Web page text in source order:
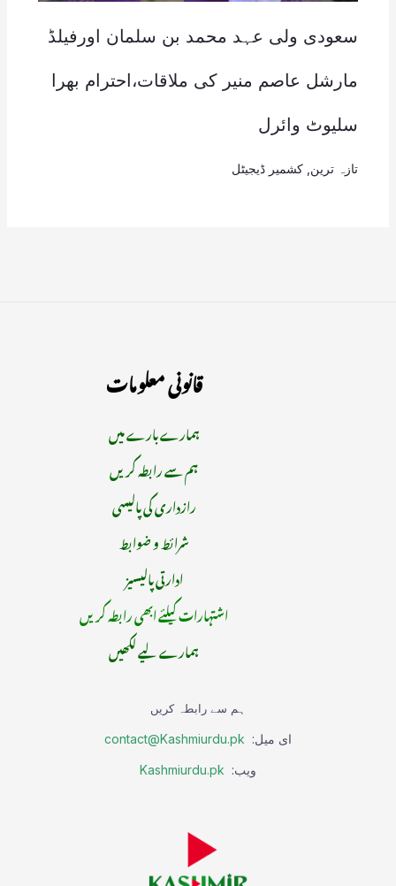
سعودی ولی عہد محمد بن سلمان اورفیلڈ
مارشل عاصم منیر کی ملاقات،احترام بھرا
سلیوٹ وائرل
تازہ ترین کشمیر ڈیجیٹل
قانونی معلومات
ہمارے بارے میں
ہم سے رابطہ کریں
رازداری کی پالیسی
شرائط و ضوابط
ادارتی پالیسیز
اشتہارات کیلئے ابھی رابطہ کریں
ہمارے لیے لکھیں
ہم سے رابطہ کریں
ای میل: contact@Kashmiurdu.pk
ویب: Kashmiurdu.pk